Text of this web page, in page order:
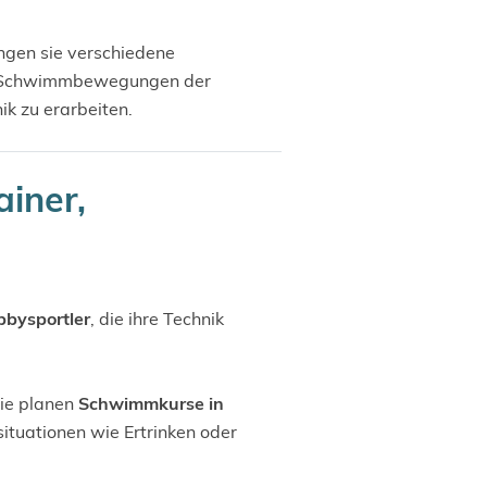
sie verschiedene
der
zu erarbeiten.
, die ihre Technik
planen Schwimmkurse in
wie Ertrinken oder